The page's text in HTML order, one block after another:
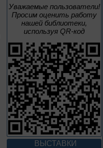
Уважаемые пользователи!
Просим оценить работу
нашей библиотеки,
используя QR-код
ВЫСТАВКИ
многонациональной страны
3 – 17 августа
Век Аполлинария
К 170-летию со дня рождения
живописца
А. М. Васнецова
2 июня – 20
августа
Человек и природа